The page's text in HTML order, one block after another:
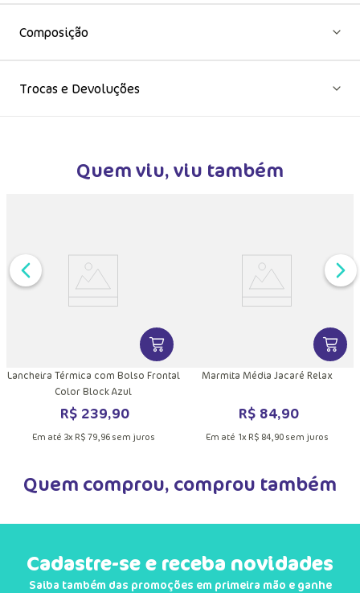
Composição
Trocas e Devoluções
Quem viu, viu também
INFORMAÇÕES DO PRODUTOVER MAIS INFORMAÇÕES DO
Lancheira Térmica com Bolso Frontal
Color Block Azul
R$ 239,90
Em até 3x R$ 79,96sem juros
VER
Marmita Média Jacaré Relax
R$ 84,90
Em até 1x R$ 84,90sem juros
Quem comprou, comprou também
Cadastre-se e receba novidades
Saiba também das promoções em primeira mão e ganhe